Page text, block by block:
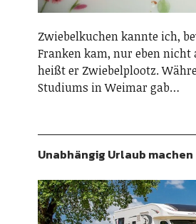
Zwiebelkuchen kannte ich,
Franken kam, nur eben nicht
heißt er Zwiebelplootz.
Studiums in Weimar gab…
Unabhängig Urlaub machen